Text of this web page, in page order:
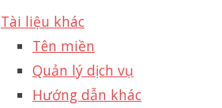
Tài liệu khác
Tên miền
Quản lý dịch vụ
Hướng dẫn khác